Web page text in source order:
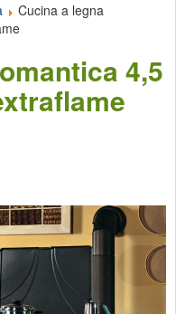
Cucina a legna
4,5